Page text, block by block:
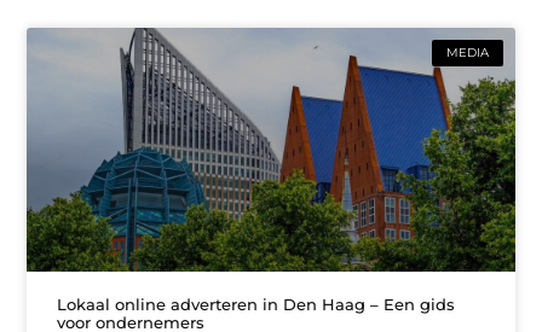
MEDIA
Lokaal online adverteren in Den Haag – Een gids
voor ondernemers